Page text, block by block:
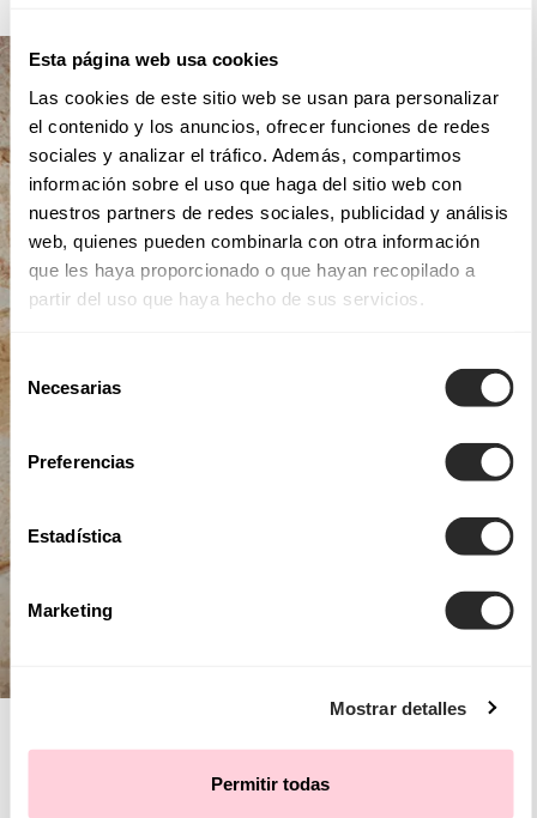
Esta página web usa cookies
Las cookies de este sitio web se usan para personalizar
el contenido y los anuncios, ofrecer funciones de redes
sociales y analizar el tráfico. Además, compartimos
información sobre el uso que haga del sitio web con
nuestros partners de redes sociales, publicidad y análisis
web, quienes pueden combinarla con otra información
que les haya proporcionado o que hayan recopilado a
partir del uso que haya hecho de sus servicios.
Selección
Necesarias
Preferencias
Estadística
Marketing
Mostrar detalles
Permitir todas